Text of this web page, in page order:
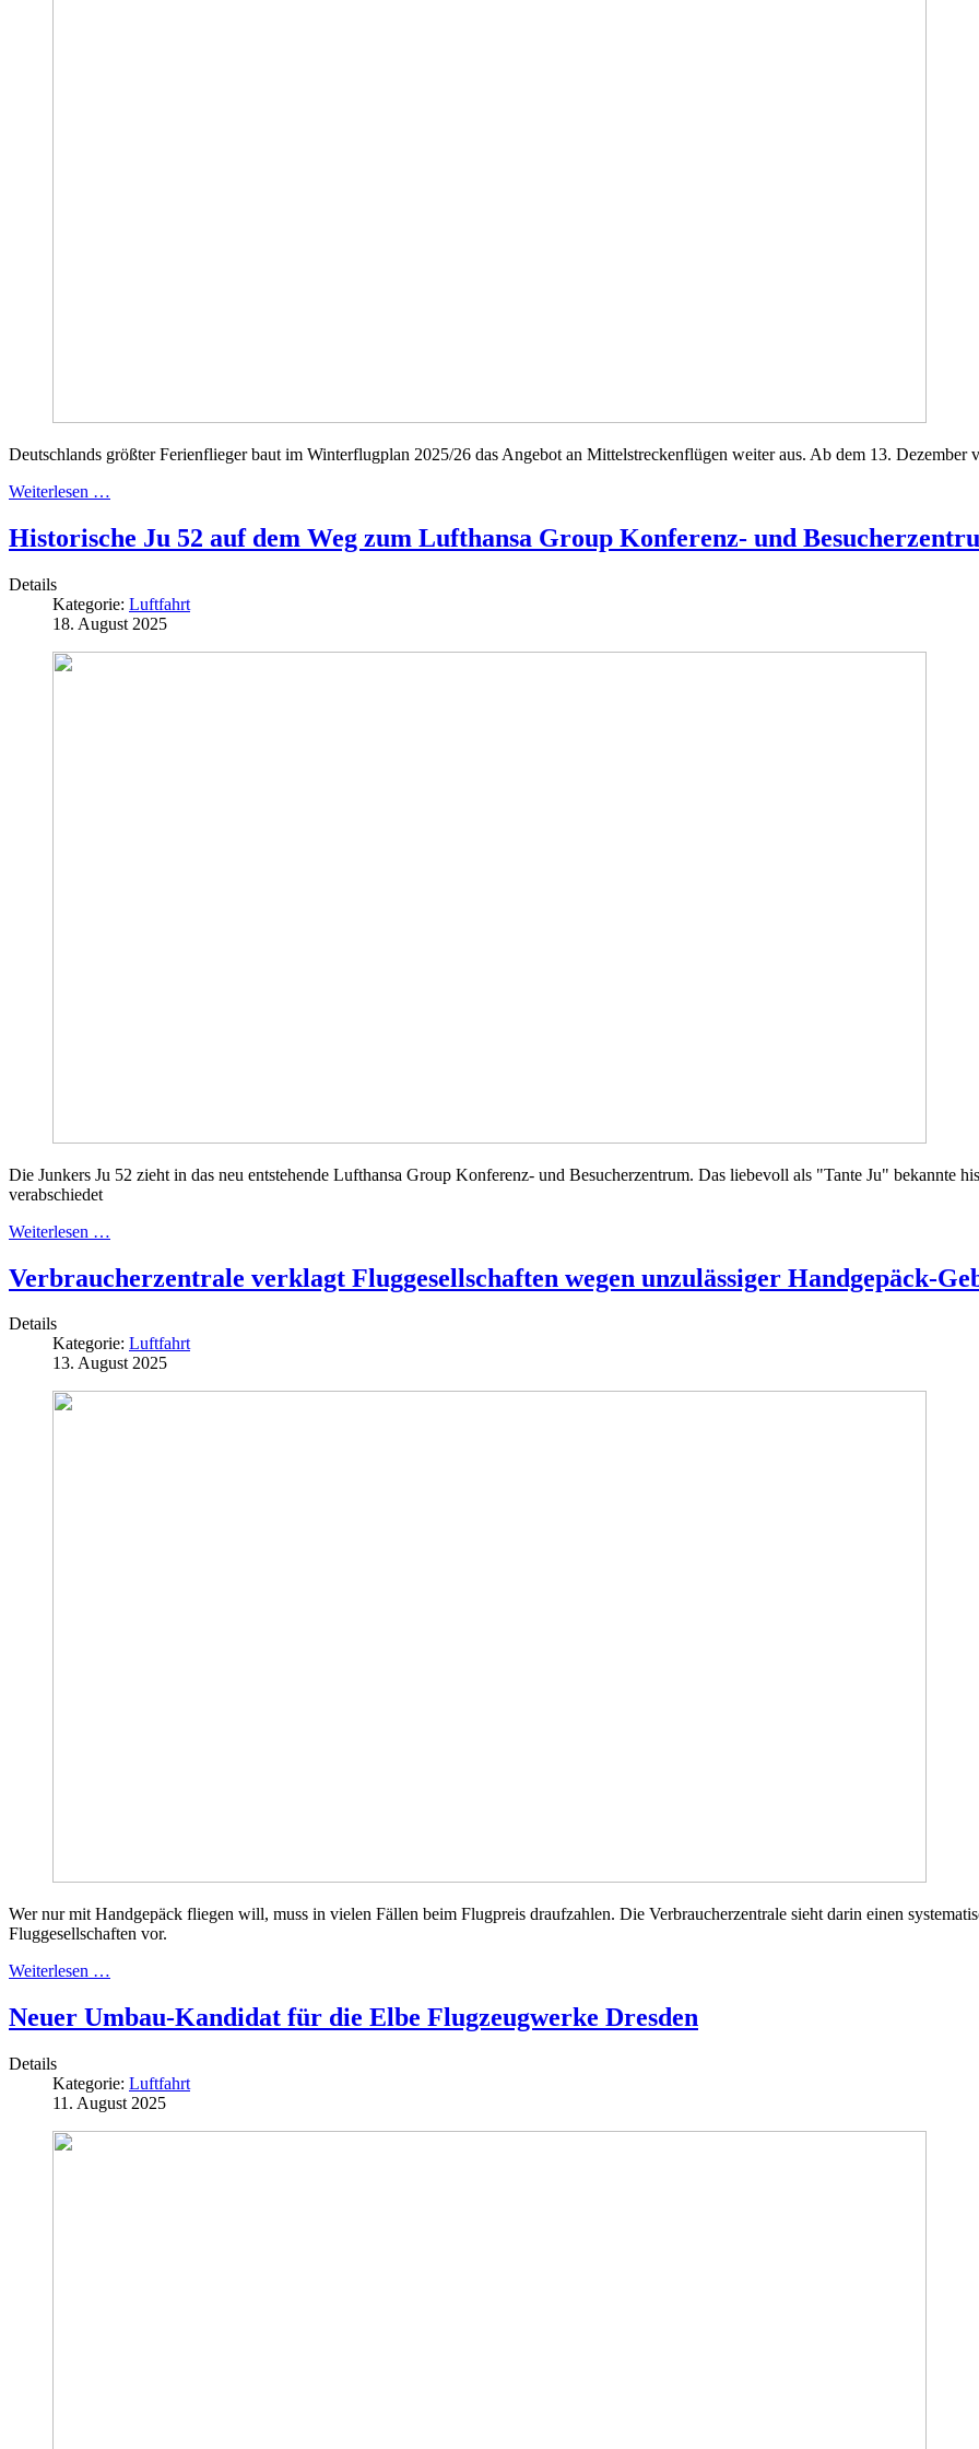
Deutschlands größter Ferienflieger baut im Winterflugplan 2025/26 das Angebot an Mittelstreckenflügen weiter aus. Ab dem 13.
Weiterlesen …
Historische Ju 52 auf dem Weg zum Lufthansa Group Konferenz- und
Details
Kategorie: Luftfahrt
18. August 2025
Die Junkers Ju 52 zieht in das neu entstehende Lufthansa Group Konferenz- und Besucherzentrum. Das liebevoll als "Tante Ju" bekannte
verabschiedet
Weiterlesen …
Verbraucherzentrale verklagt Fluggesellschaften wegen unzulässiger Handgepäck-
Details
Kategorie: Luftfahrt
13. August 2025
Wer nur mit Handgepäck fliegen will, muss in vielen Fällen beim Flugpreis draufzahlen. Die Verbraucherzentrale sieht darin einen
Fluggesellschaften vor.
Weiterlesen …
Neuer Umbau-Kandidat für die Elbe Flugzeugwerke Dresden
Details
Kategorie: Luftfahrt
11. August 2025